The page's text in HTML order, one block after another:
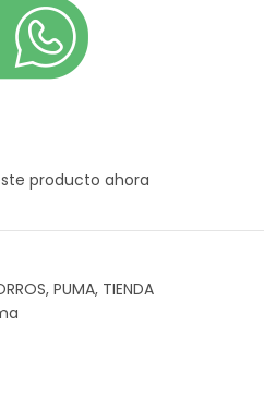
producto ahora
, PUMA, TIENDA